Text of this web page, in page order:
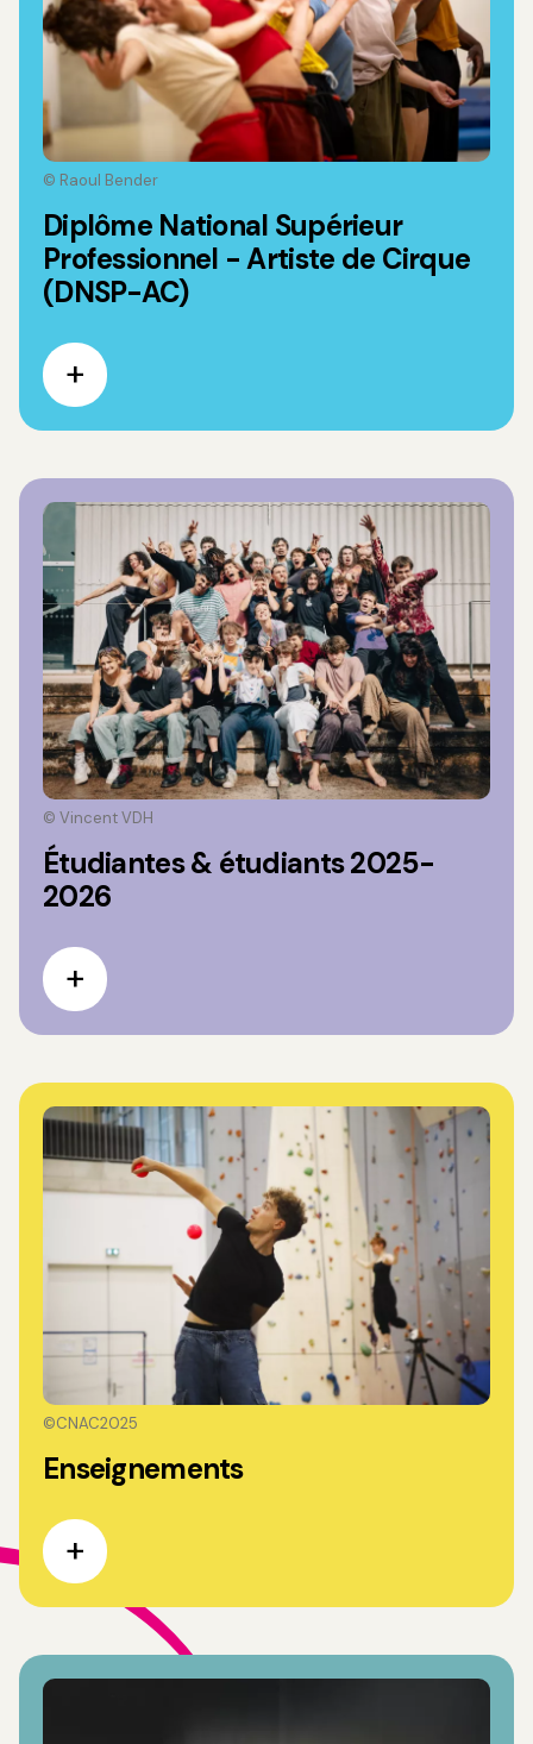
© Raoul Bender
Diplôme National Supérieur
Professionnel - Artiste de Cirque
(DNSP-AC)
© Vincent VDH
Étudiantes & étudiants 2025-
2026
©CNAC2025
Enseignements